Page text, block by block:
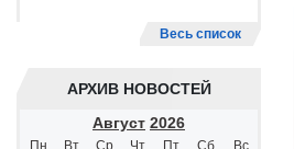
Весь список
АРХИВ НОВОСТЕЙ
Август 2026
Пн Вт Ср Чт Пт Сб
Вс